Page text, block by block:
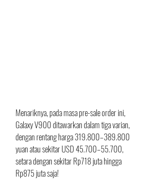
Menariknya, pada masa pre-sale order ini,
Galaxy V900 ditawarkan dalam tiga varian,
dengan rentang harga 319.800–389.800
yuan atau sekitar USD 45.700–55.700,
setara dengan sekitar Rp718 juta hingga
Rp875 juta saja!